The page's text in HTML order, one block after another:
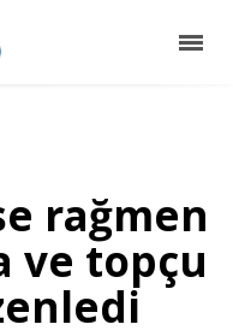
rağmen
ve topçu